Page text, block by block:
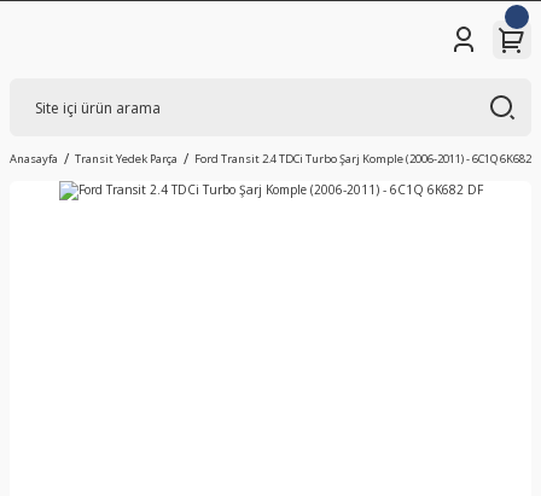
Anasayfa Transit Yedek Parça Ford Transit 2.4 TDCi Turbo Şarj Komple (2006-2011) - 6C1Q 6K682